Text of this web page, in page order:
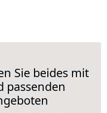
Sie beides mit
passenden